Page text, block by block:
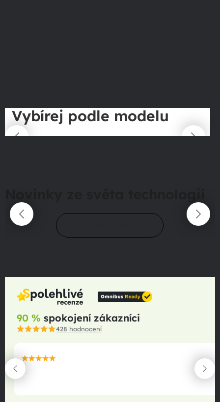
Vybírej podle modelu
90 % spokojení zákazníci
428 hodnocení
maximální spokojenost
22.06.2025